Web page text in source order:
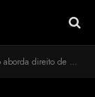
retorno dos refugiados palestinos